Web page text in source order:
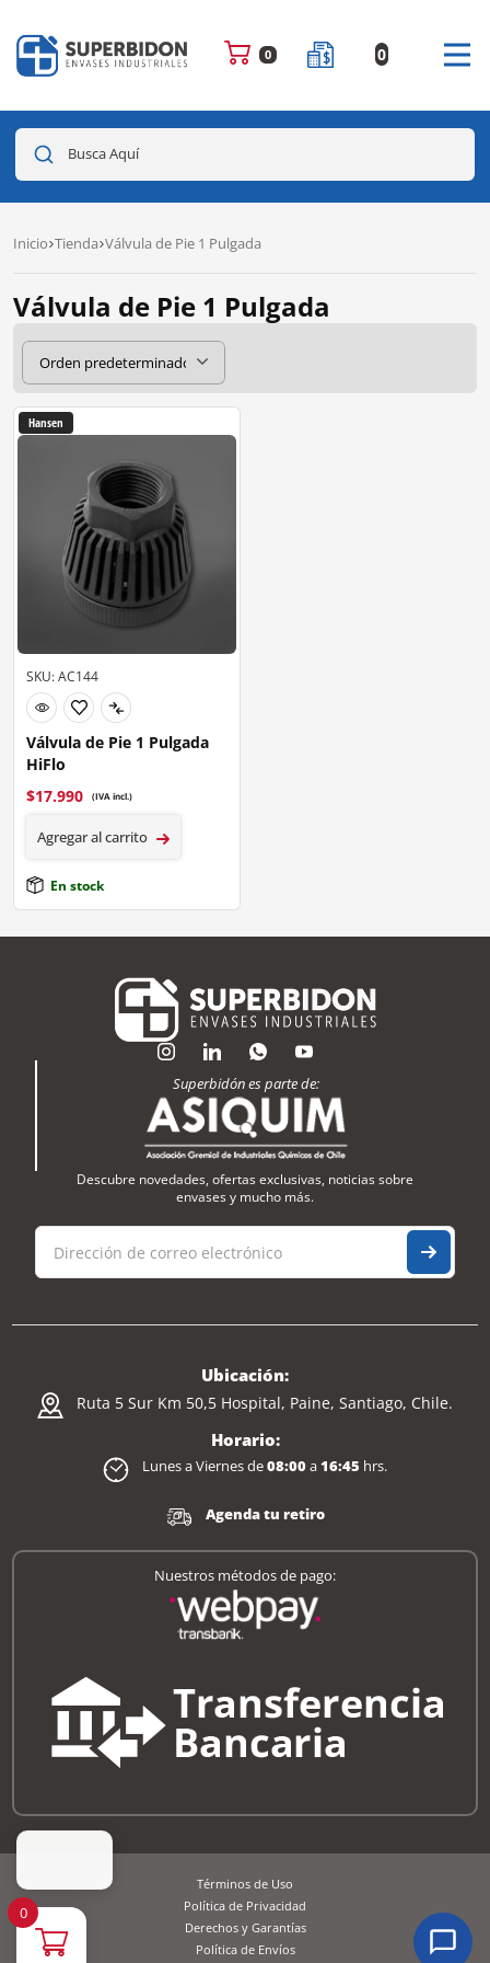
0 0
Busca Aquí
Inicio Tienda Válvula de Pie 1 Pulgada
Válvula de Pie 1 Pulgada
SKU: AC144
Hansen
Válvula de Pie 1 Pulgada
HiFlo
$17.990 (IVA incl.)
Agregar al carrito
En stock
Superbidón es parte de:
Descubre novedades, ofertas exclusivas, noticias sobre
envases y mucho más.
Ubicación:
Ruta 5 Sur Km 50,5 Hospital, Paine, Santiago, Chile.
Horario:
Lunes a Viernes de08:00a16:45 hrs.
Agenda tu retiro
Nuestros métodos de pago:
Términos de Uso
Política de Privacidad
Derechos y Garantías
Política de Envíos
0